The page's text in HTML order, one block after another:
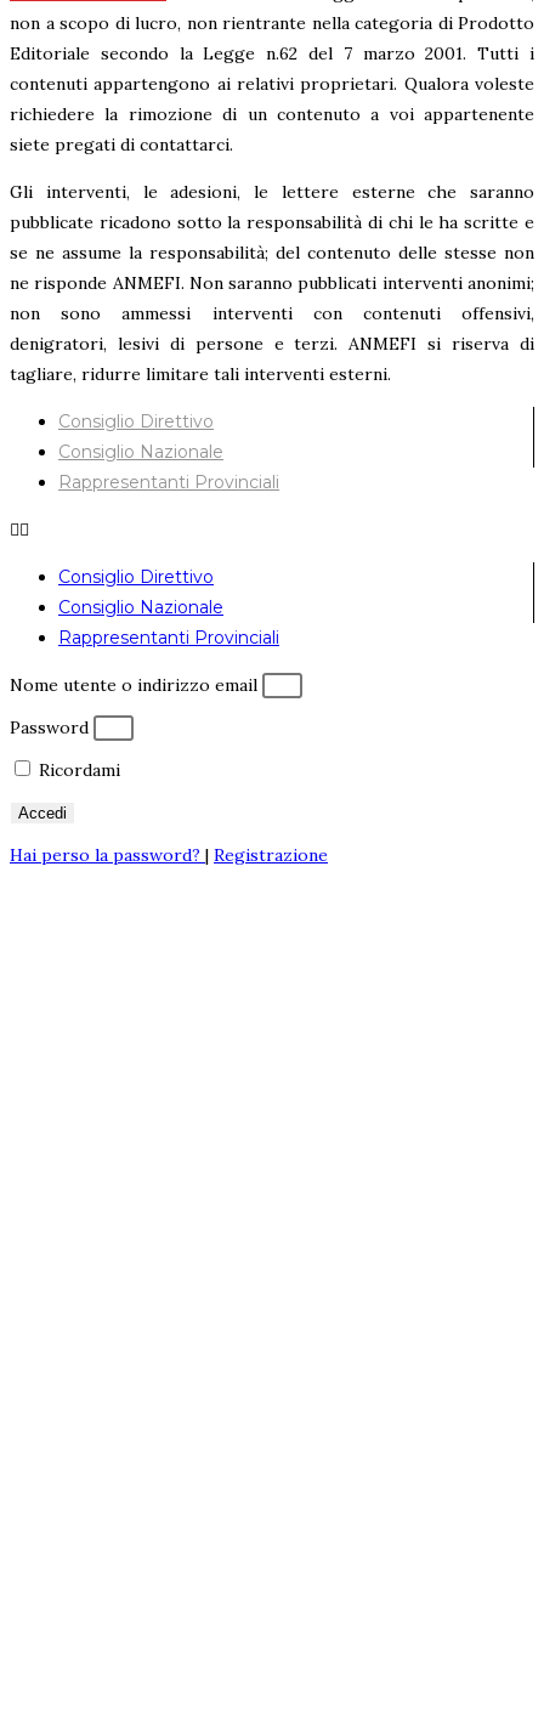
non a scopo di lucro, non rientrante nella categoria di Prodotto
Editoriale secondo la Legge n.62 del 7 marzo 2001. Tutti i
contenuti appartengono ai relativi proprietari. Qualora voleste
richiedere la rimozione di un contenuto a voi appartenente
siete pregati di contattarci.
Gli interventi, le adesioni, le lettere esterne che saranno
pubblicate ricadono sotto la responsabilità di chi le ha scritte e
se ne assume la responsabilità; del contenuto delle stesse non
ne risponde ANMEFI. Non saranno pubblicati interventi anonimi;
non sono ammessi interventi con contenuti offensivi,
denigratori, lesivi di persone e terzi. ANMEFI si riserva di
tagliare, ridurre limitare tali interventi esterni.
Consiglio Direttivo
Consiglio Nazionale
Rappresentanti Provinciali
Consiglio Direttivo
Consiglio Nazionale
Rappresentanti Provinciali
Nome utente o indirizzo email
Password
Ricordami
Accedi
Hai perso la password? | Registrazione